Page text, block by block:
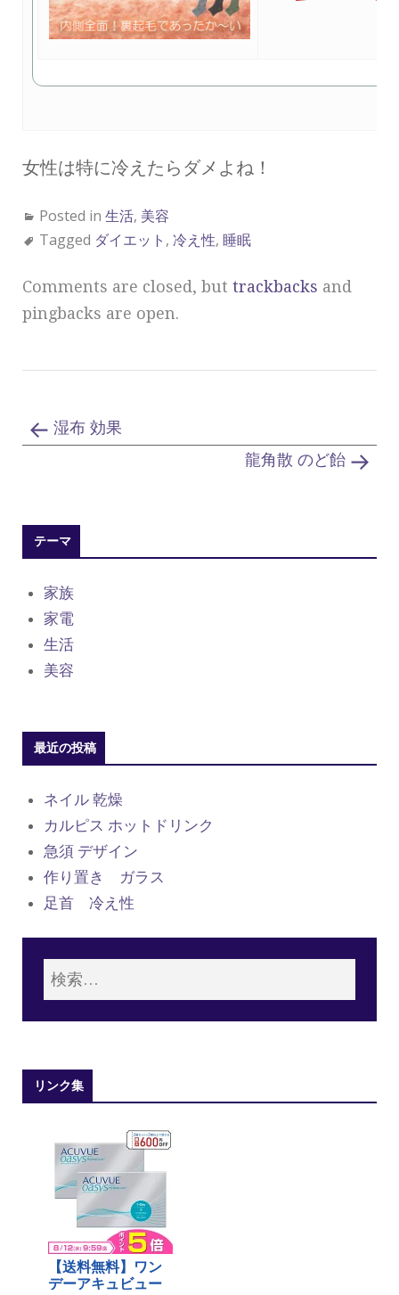
女性は特に冷えたらダメよね！
Posted in 生活, 美容
Tagged ダイエット , 冷え性, 睡眠
Comments are closed, but trackbacks and
pingbacks are open.
湿布 効果
龍角散 のど飴
テーマ
家族
家電
生活
美容
最近の投稿
ネイル 乾燥
カルピス ホットドリンク
急須 デザイン
作り置き ガラス
足首 冷え性
リンク集